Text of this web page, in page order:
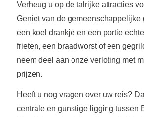
Verheug u op de talrijke attracties
Geniet van de gemeenschappelijke
een koel drankje en een portie
frieten, een braadworst of een
neem deel aan onze verloting met
prijzen.
Heeft u nog vragen over uw reis?
centrale en gunstige ligging tussen